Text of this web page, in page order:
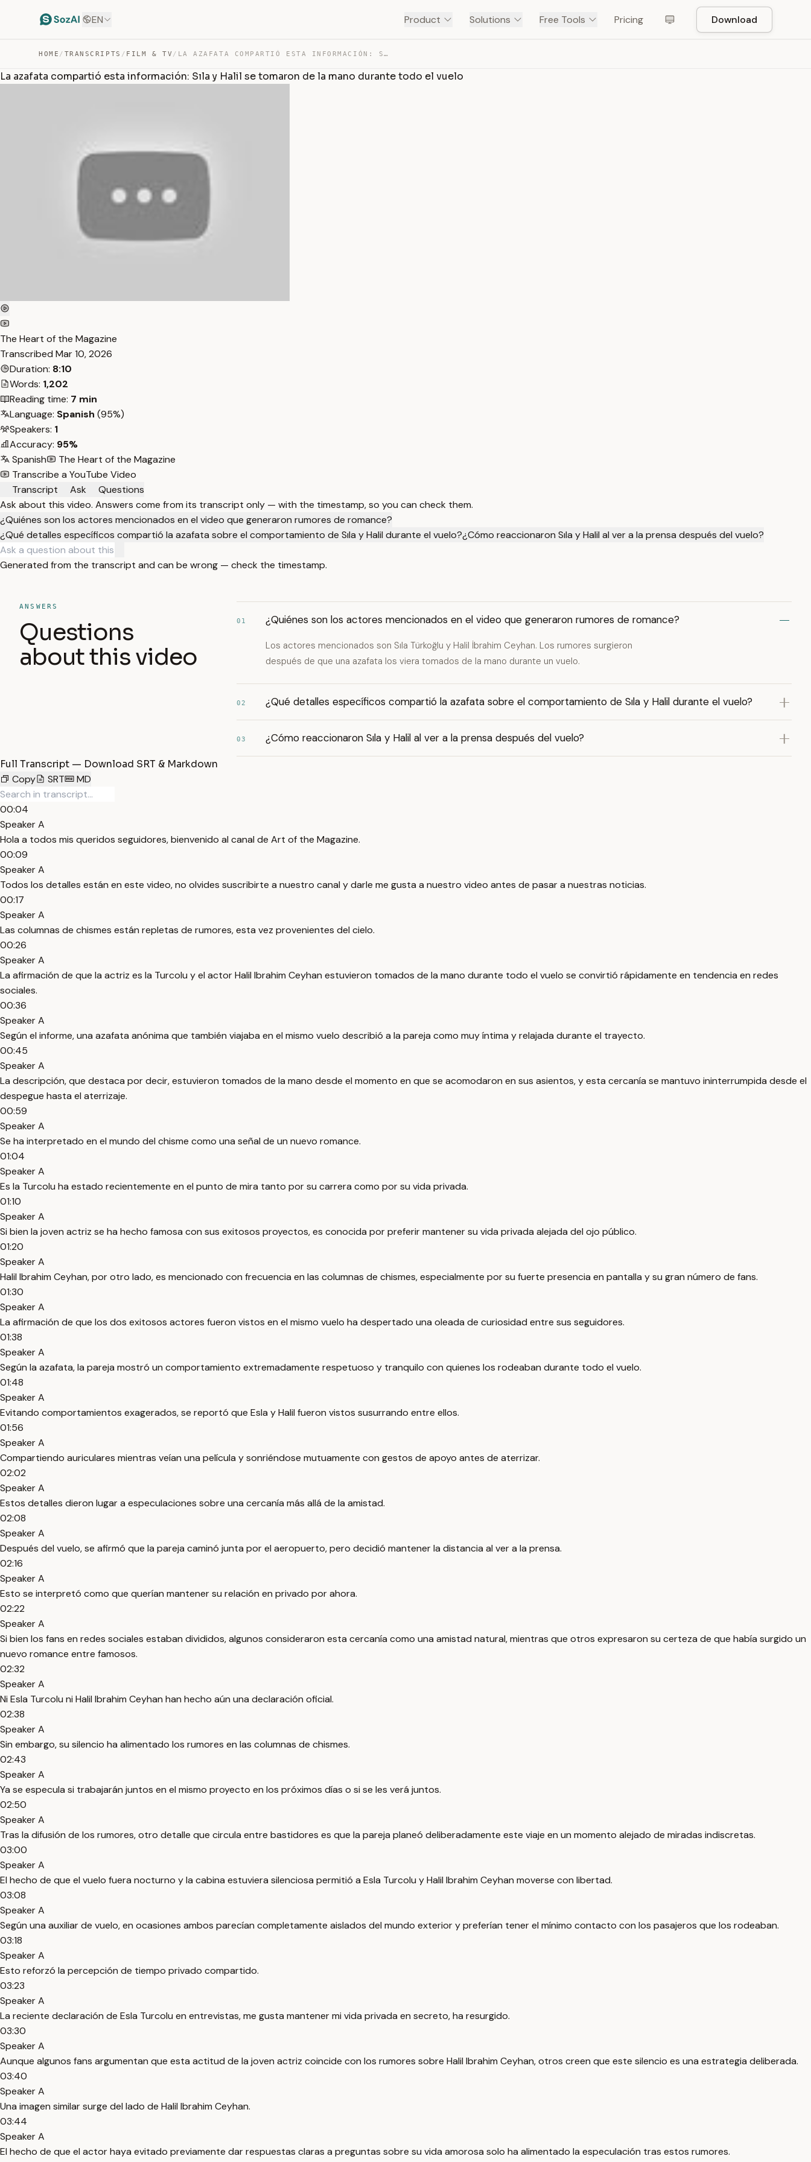
EN Product Solutions Free Tools Pricing Download
HOME / TRANSCRIPTS / FILM & TV / LA AZAFATA COMPARTIÓ ESTA INFORMACIÓN: SILA Y HALIL SE … — TRANSCRIPT
La azafata compartió esta información: Sıla y Halil se tomaron de la mano durante todo el vuelo
The Heart of the Magazine
Transcribed Mar 10, 2026
Duration: 8:10
Words: 1,202
Reading time: 7 min
Language: Spanish (95%)
Speakers: 1
Accuracy: 95%
Spanish
The Heart of the Magazine
Transcribe a YouTube Video
Transcript
Ask
Questions
Ask about this video. Answers come from its transcript only — with the timestamp, so you can check them.
¿Quiénes son los actores mencionados en el video que generaron rumores de romance?
¿Qué detalles específicos compartió la azafata sobre el comportamiento de Sıla y Halil durante el vuelo?¿Cómo reaccionaron Sıla y Halil al ver a la prensa después del vuelo?
Generated from the transcript and can be wrong — check the timestamp.
ANSWERS
Questions
about this video
01 ¿Quiénes son los actores mencionados en el video que generaron rumores de romance?
Los actores mencionados son Sıla Türkoğlu y Halil İbrahim Ceyhan. Los rumores surgieron
después de que una azafata los viera tomados de la mano durante un vuelo.
02 ¿Qué detalles específicos compartió la azafata sobre el comportamiento de Sıla y Halil durante el vuelo?
03 ¿Cómo reaccionaron Sıla y Halil al ver a la prensa después del vuelo?
Full Transcript — Download SRT & Markdown
Copy
SRT MD
00:04
Speaker A
Hola a todos mis queridos seguidores, bienvenido al canal de Art of the Magazine.
00:09
Speaker A
Todos los detalles están en este video, no olvides suscribirte a nuestro canal y darle me gusta a nuestro video antes de pasar a nuestras noticias.
00:17
Speaker A
Las columnas de chismes están repletas de rumores, esta vez provenientes del cielo.
00:26
Speaker A
La afirmación de que la actriz es la Turcolu y el actor Halil Ibrahim Ceyhan estuvieron tomados de la mano durante todo el vuelo se convirtió rápidamente en tendencia en redes
sociales.
00:36
Speaker A
Según el informe, una azafata anónima que también viajaba en el mismo vuelo describió a la pareja como muy íntima y relajada durante el trayecto.
00:45
Speaker A
La descripción, que destaca por decir, estuvieron tomados de la mano desde el momento en que se acomodaron en sus asientos, y esta cercanía se mantuvo ininterrumpida desde el
despegue hasta el aterrizaje.
00:59
Speaker A
Se ha interpretado en el mundo del chisme como una señal de un nuevo romance.
01:04
Speaker A
Es la Turcolu ha estado recientemente en el punto de mira tanto por su carrera como por su vida privada.
01:10
Speaker A
Si bien la joven actriz se ha hecho famosa con sus exitosos proyectos, es conocida por preferir mantener su vida privada alejada del ojo público.
01:20
Speaker A
Halil Ibrahim Ceyhan, por otro lado, es mencionado con frecuencia en las columnas de chismes, especialmente por su fuerte presencia en pantalla y su gran número de fans.
01:30
Speaker A
La afirmación de que los dos exitosos actores fueron vistos en el mismo vuelo ha despertado una oleada de curiosidad entre sus seguidores.
01:38
Speaker A
Según la azafata, la pareja mostró un comportamiento extremadamente respetuoso y tranquilo con quienes los rodeaban durante todo el vuelo.
01:48
Speaker A
Evitando comportamientos exagerados, se reportó que Esla y Halil fueron vistos susurrando entre ellos.
01:56
Speaker A
Compartiendo auriculares mientras veían una película y sonriéndose mutuamente con gestos de apoyo antes de aterrizar.
02:02
Speaker A
Estos detalles dieron lugar a especulaciones sobre una cercanía más allá de la amistad.
02:08
Speaker A
Después del vuelo, se afirmó que la pareja caminó junta por el aeropuerto, pero decidió mantener la distancia al ver a la prensa.
02:16
Speaker A
Esto se interpretó como que querían mantener su relación en privado por ahora.
02:22
Speaker A
Si bien los fans en redes sociales estaban divididos, algunos consideraron esta cercanía como una amistad natural, mientras que otros expresaron su certeza de que había surgido un
nuevo romance entre famosos.
02:32
Speaker A
Ni Esla Turcolu ni Halil Ibrahim Ceyhan han hecho aún una declaración oficial.
02:38
Speaker A
Sin embargo, su silencio ha alimentado los rumores en las columnas de chismes.
02:43
Speaker A
Ya se especula si trabajarán juntos en el mismo proyecto en los próximos días o si se les verá juntos.
02:50
Speaker A
Tras la difusión de los rumores, otro detalle que circula entre bastidores es que la pareja planeó deliberadamente este viaje en un momento alejado de miradas indiscretas.
03:00
Speaker A
El hecho de que el vuelo fuera nocturno y la cabina estuviera silenciosa permitió a Esla Turcolu y Halil Ibrahim Ceyhan moverse con libertad.
03:08
Speaker A
Según una auxiliar de vuelo, en ocasiones ambos parecían completamente aislados del mundo exterior y preferían tener el mínimo contacto con los pasajeros que los rodeaban.
03:18
Speaker A
Esto reforzó la percepción de tiempo privado compartido.
03:23
Speaker A
La reciente declaración de Esla Turcolu en entrevistas, me gusta mantener mi vida privada en secreto, ha resurgido.
03:30
Speaker A
Aunque algunos fans argumentan que esta actitud de la joven actriz coincide con los rumores sobre Halil Ibrahim Ceyhan, otros creen que este silencio es una estrategia deliberada.
03:40
Speaker A
Una imagen similar surge del lado de Halil Ibrahim Ceyhan.
03:44
Speaker A
El hecho de que el actor haya evitado previamente dar respuestas claras a preguntas sobre su vida amorosa solo ha alimentado la especulación tras estos rumores.